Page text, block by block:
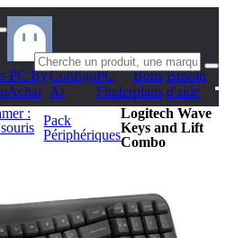
PC ByConfigo
Ai
PC
Finder
Bons
plans
Besoin
d'aide
:
Pack
Périphériques
Logitech Wave
Keys and Lift
Combo